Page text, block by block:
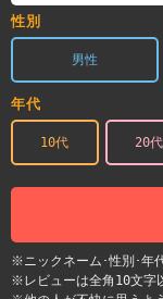
性別
男性
年代
10代 20代
※ニックネーム･性別･年
※レビューは全角10文字